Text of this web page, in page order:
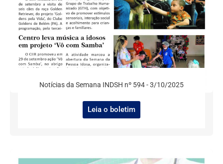
Notícias da Semana INDSH nº 594 - 3/10/2025
Leia o boletim